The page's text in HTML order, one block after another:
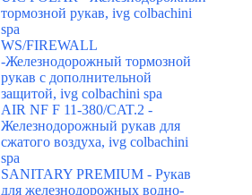
тормозной рукав, ivg colbachini
spa
WS/FIREWALL
-Железнодорожный тормозной
рукав с дополнительной
защитой, ivg colbachini spa
AIR NF F 11-380/CAT.2 -
Железнодорожный рукав для
сжатого воздуха, ivg colbachini
spa
SANITARY PREMIUM - Рукав
для железнодорожных водно-